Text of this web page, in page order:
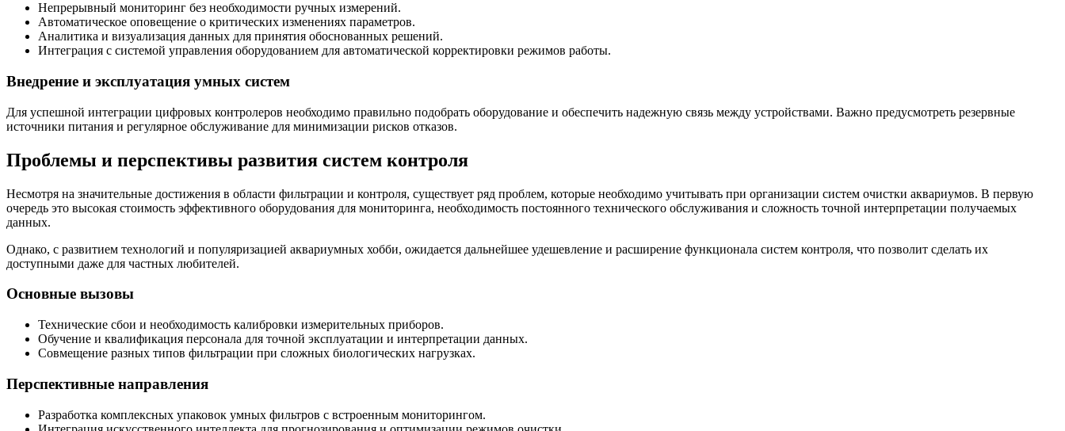
Непрерывный мониторинг без необходимости ручных измерений.
Автоматическое оповещение о критических изменениях параметров.
Аналитика и визуализация данных для принятия обоснованных решений.
Интеграция с системой управления оборудованием для автоматической корректировки режимов работы.
Внедрение и эксплуатация умных систем
Для успешной интеграции цифровых контролеров необходимо правильно подобрать оборудование и обеспечить надежную связь между устройствами. Важно предусмотреть резервные
источники питания и регулярное обслуживание для минимизации рисков отказов.
Проблемы и перспективы развития систем контроля
Несмотря на значительные достижения в области фильтрации и контроля, существует ряд проблем, которые необходимо учитывать при организации систем очистки аквариумов. В первую
очередь это высокая стоимость эффективного оборудования для мониторинга, необходимость постоянного технического обслуживания и сложность точной интерпретации получаемых
данных.
Однако, с развитием технологий и популяризацией аквариумных хобби, ожидается дальнейшее удешевление и расширение функционала систем контроля, что позволит сделать их
доступными даже для частных любителей.
Основные вызовы
Технические сбои и необходимость калибровки измерительных приборов.
Обучение и квалификация персонала для точной эксплуатации и интерпретации данных.
Совмещение разных типов фильтрации при сложных биологических нагрузках.
Перспективные направления
Разработка комплексных упаковок умных фильтров с встроенным мониторингом.